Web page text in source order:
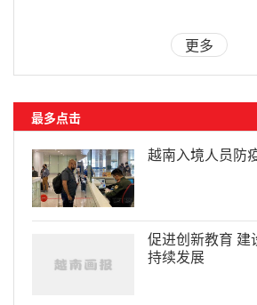
更多
最多点击
越南入境人员防
促进创新教育 建
持续发展